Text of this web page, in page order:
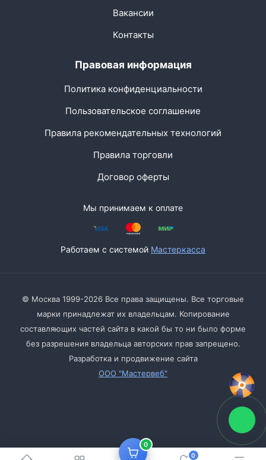
0
0
Вакансии
Контакты
Правовая информация
Политика конфиденциальности
Пользовательское соглашение
Правила рекомендательных технологий
Правила торговли
Договор оферты
Мы принимаем к оплате
Работаем с системой Мастеркасса
© Москва 1999-2026 Все права защищены. Все торговые
марки принадлежат их владельцам. Копирование
составляющих частей сайта в какой бы то ни было форме
без разрешения владельца авторских прав запрещено.
Разработка и продвижение сайта
ООО "Мастервеб"